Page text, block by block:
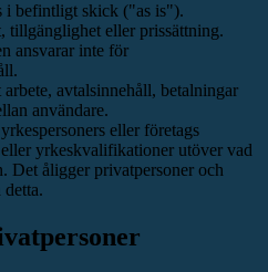
i befintligt skick ("as is").
tillgänglighet eller prissättning.
ansvarar inte för
avtalsinnehåll, betalningar
användare.
eller företags
yrkeskvalifikationer utöver vad
Det åligger privatpersoner och